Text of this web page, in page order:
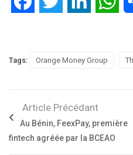
Tags: Orange Money Group
Article Précédant
Au Bénin, FeexPay, première
fintech agréée par la BCEAO